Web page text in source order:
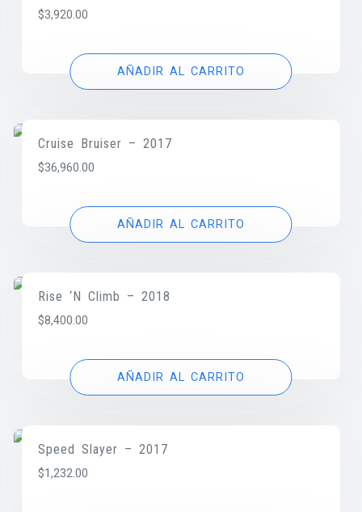
$3,920.00
AÑADIR AL CARRITO
Cruise Bruiser – 2017
$36,960.00
AÑADIR AL CARRITO
Rise ‘N Climb – 2018
$8,400.00
AÑADIR AL CARRITO
Speed Slayer – 2017
$1,232.00